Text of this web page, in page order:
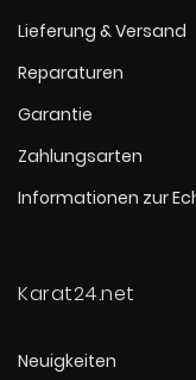
Lieferung & Versand
Reparaturen
Garantie
Zahlungsarten
Informationen zur
Karat24.net
Neuigkeiten